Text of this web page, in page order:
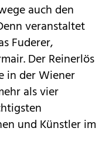
auch den
veranstaltet
Fuderer,
Der Reinerlös
in der Wiener
als vier
und Künstler im